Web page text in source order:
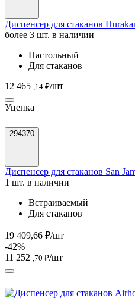
Диспенсер для стаканов
более 3 шт. в наличии
Настольный
Для стаканов
12 465 ,14 ₽/шт
Уценка
294370
Диспенсер для стаканов San
1 шт. в наличии
Встраиваемый
Для стаканов
19 409,66 ₽/шт
-42%
11 252 ,70 ₽/шт